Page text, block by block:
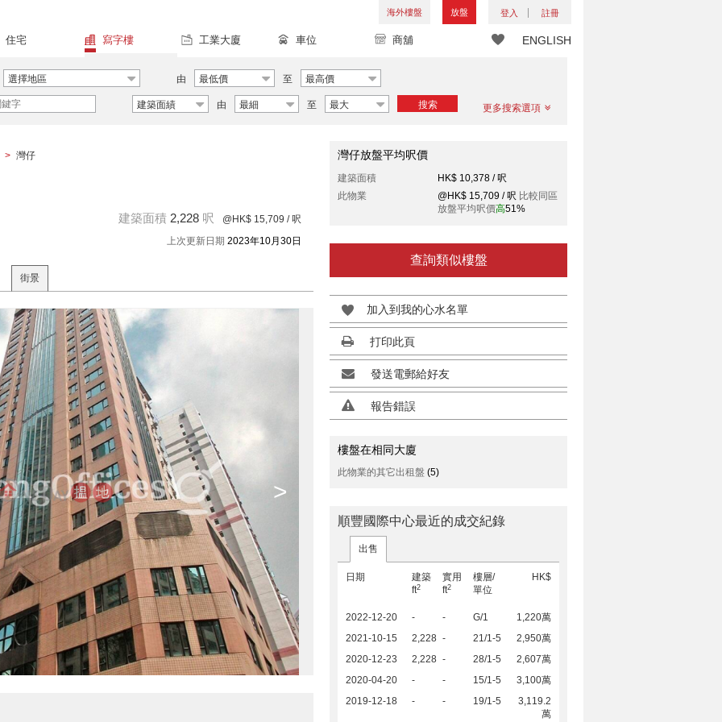
海外樓盤 放盤 登入 註冊
ENGLISH
住宅 寫字樓 工業大廈 車位 商舖
選擇地區 由 最低價 至 最高價
建築面績 由 最細 至 最大 搜索 更多搜索選項
> 灣仔
建築面積 2,228 呎 @HK$ 15,709 / 呎
上次更新日期 2023年10月30日
街景
>
灣仔放盤平均呎價
建築面積
HK$ 10,378 / 呎
此物業
@HK$ 15,709 / 呎 比較同區
放盤平均呎價高51%
查詢類似樓盤
加入到我的心水名單
打印此頁
發送電郵給好友
報告錯誤
樓盤在相同大廈
此物業的其它出租盤 (5)
順豐國際中心最近的成交紀錄
出售
日期
建築
ft2
實用
ft2
樓層/
單位
HK$
2022-12-20 - - G/1
1,220萬
2021-10-15
2,228 - 21/1-5
2,950萬
2020-12-23
2,228 - 28/1-5
2,607萬
2020-04-20
- - 15/1-5
3,100萬
2019-12-18
- - 19/1-5
3,119.2
萬